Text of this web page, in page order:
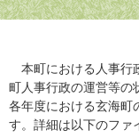
本町における人事行
町人事行政の運営等の
各年度における玄海町
す。詳細は以下のファ